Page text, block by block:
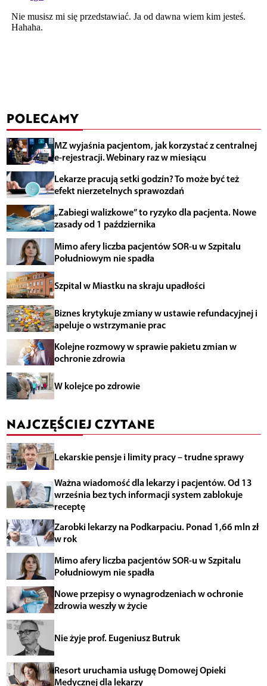
POLECAMY
MZ wyjaśnia pacjentom, jak korzystać z centralnej
e-rejestracji. Webinary raz w miesiącu
Lekarze pracują setki godzin? To może być też
efekt nierzetelnych sprawozdań
„Zabiegi walizkowe” to ryzyko dla pacjenta. Nowe
zasady od 1 października
Mimo afery liczba pacjentów SOR-u w Szpitalu
Południowym nie spadła
Szpital w Miastku na skraju upadłości
Biznes krytykuje zmiany w ustawie refundacyjnej i
apeluje o wstrzymanie prac
Kolejne rozmowy w sprawie pakietu zmian w
ochronie zdrowia
W kolejce po zdrowie
NAJCZĘŚCIEJ CZYTANE
Lekarskie pensje i limity pracy – trudne sprawy
Ważna wiadomość dla lekarzy i pacjentów. Od 13
września bez tych informacji system zablokuje
receptę
Zarobki lekarzy na Podkarpaciu. Ponad 1,66 mln zł
w rok
Mimo afery liczba pacjentów SOR-u w Szpitalu
Południowym nie spadła
Nowe przepisy o wynagrodzeniach w ochronie
zdrowia weszły w życie
Nie żyje prof. Eugeniusz Butruk
Resort uruchamia usługę Domowej Opieki
Medycznej dla lekarzy